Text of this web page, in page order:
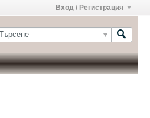
Вход / Регистрация